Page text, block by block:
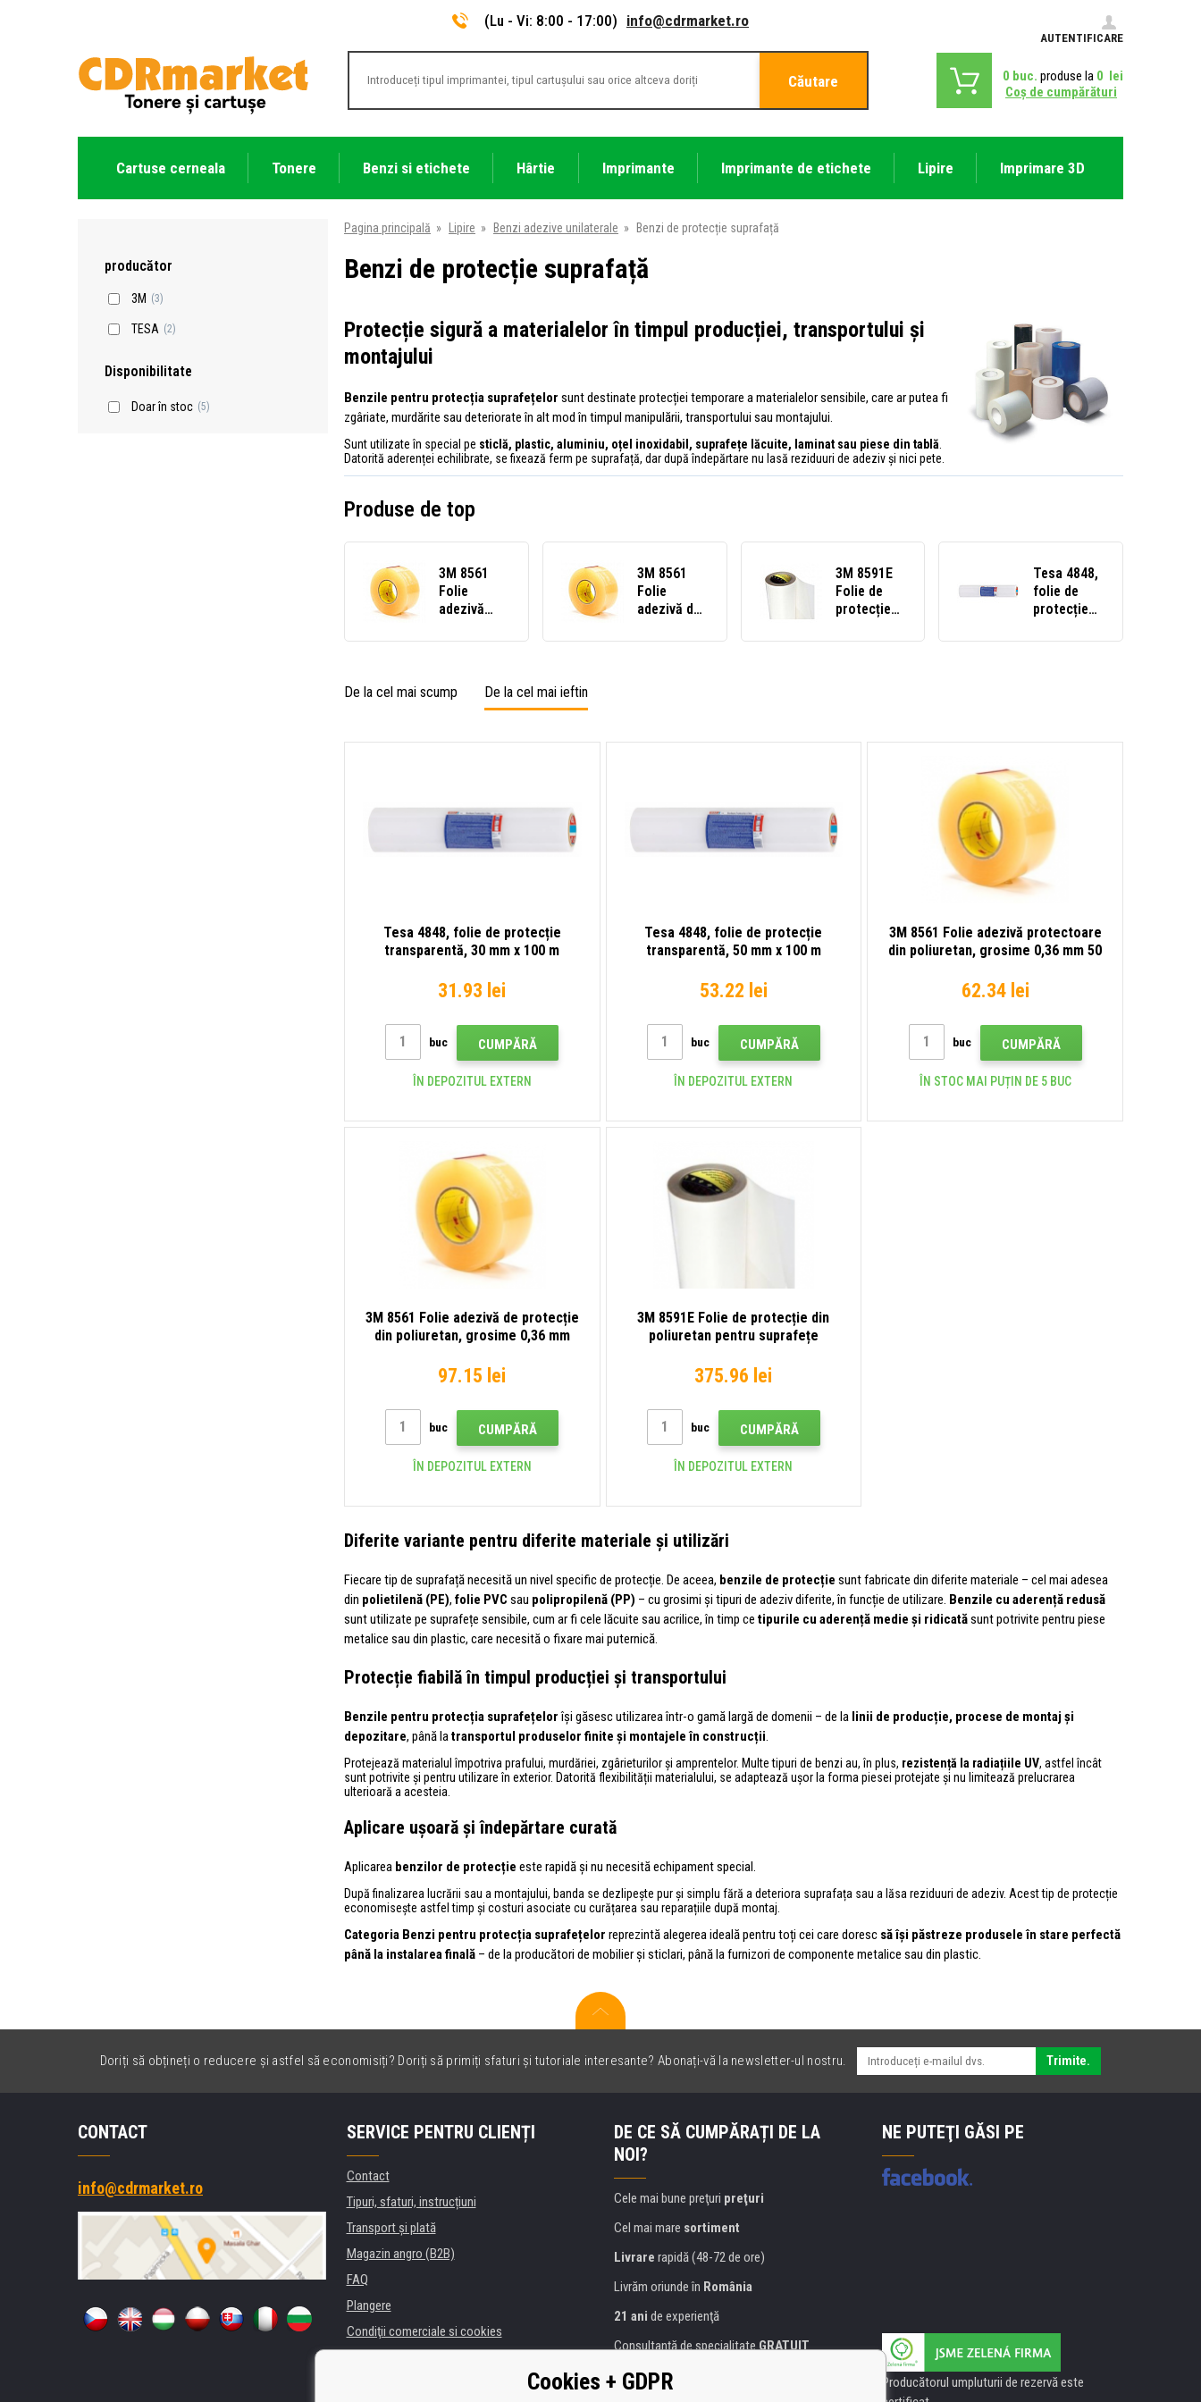
(Lu - Vi: 8:00 - 17:00) info@cdrmarket.ro
AUTENTIFICARE
Căutare 0 buc. produse la 0 lei
Coş de cumpărături
Cartuse cerneala Tonere Benzi si etichete Hârtie Imprimante Imprimante de etichete Lipire Imprimare 3D
producător
3M (3)
TESA (2)
Disponibilitate
Doar în stoc (5)
Pagina principală » Lipire » Benzi adezive unilaterale » Benzi de protecție suprafață
Benzi de protecție suprafață
Protecție sigură a materialelor în timpul producției, transportului și
montajului
Benzile pentru protecția suprafețelor sunt destinate protecției temporare a materialelor sensibile, care ar putea fi
zgâriate, murdărite sau deteriorate în alt mod în timpul manipulării, transportului sau montajului.
Sunt utilizate în special pe sticlă, plastic, aluminiu, oțel inoxidabil, suprafețe lăcuite, laminat sau piese din tablă
Datorită aderenței echilibrate, se fixează ferm pe suprafață, dar după îndepărtare nu lasă reziduuri de adeziv și nici pete.
Produse de top
3M 8561
Folie
adezivă
din
0,36 mm 50
3M 8561
Folie
adezivă de
din
3M 8591E
Folie de
protecție
poliuretan
Tesa 4848,
folie de
protecție
30 mm x
De la cel mai scump
De la cel mai ieftin
Tesa 4848, folie de protecție
transparentă, 30 mm x 100 m
31.93 lei
buc CUMPĂRĂ
ÎN DEPOZITUL EXTERN
Tesa 4848, folie de protecție
transparentă, 50 mm x 100 m
53.22 lei
buc CUMPĂRĂ
ÎN DEPOZITUL EXTERN
3M 8561 Folie adezivă protectoare
din poliuretan, grosime 0,36 mm 50
62.34 lei
buc CUMPĂRĂ
ÎN STOC MAI PUȚIN DE 5 BUC
3M 8561 Folie adezivă de protecție
din poliuretan, grosime 0,36 mm
97.15 lei
buc CUMPĂRĂ
ÎN DEPOZITUL EXTERN
3M 8591E Folie de protecție din
poliuretan pentru suprafețe
la metru
375.96 lei
buc CUMPĂRĂ
ÎN DEPOZITUL EXTERN
Diferite variante pentru diferite materiale și utilizări
Fiecare tip de suprafață necesită un nivel specific de protecție. De aceea, benzile de protecție sunt fabricate din diferite materiale – cel mai adesea
din polietilenă (PE), folie PVC sau polipropilenă (PP) – cu grosimi și tipuri de adeziv diferite, în funcție de utilizare. Benzile cu aderență redusă
sunt utilizate pe suprafețe sensibile, cum ar fi cele lăcuite sau acrilice, în timp ce tipurile cu aderență medie și ridicatăsunt potrivite pentru piese
metalice sau din plastic, care necesită o fixare mai puternică.
Protecție fiabilă în timpul producției și transportului
Benzile pentru protecția suprafețelorîși găsesc utilizarea într-o gamă largă de domenii – de la linii de producție, procese de montaj și
depozitare, până la transportul produselor finite și montajele în construcții
Protejează materialul împotriva prafului, murdăriei, zgârieturilor și amprentelor. Multe tipuri de benzi au, în plus, rezistență la radiațiile UV, astfel încât
sunt potrivite și pentru utilizare în exterior. Datorită flexibilității materialului, se adaptează ușor la forma piesei protejate și nu limitează prelucrarea
ulterioară a acesteia.
Aplicare ușoară și îndepărtare curată
Aplicarea benzilor de protecție este rapidă și nu necesită echipament special.
După finalizarea lucrării sau a montajului, banda se dezlipește pur și simplu fără a deteriora suprafața sau a lăsa reziduuri de adeziv. Acest tip de protecție
economisește astfel timp și costuri asociate cu curățarea sau reparațiile după montaj.
Categoria Benzi pentru protecția suprafețelor reprezintă alegerea ideală pentru toți cei care doresc să își păstreze produsele în stare perfectă
până la instalarea finală – de la producători de mobilier și sticlari, până la furnizori de componente metalice sau din plastic.
Doriți să obțineți o reducere și astfel să economisiți? Doriți să primiți sfaturi și tutoriale interesante? Abonați-vă la newsletter-ul nostru. Trimite.
CONTACT
info@cdrmarket.ro
SERVICE PENTRU CLIENȚI
Contact
Tipuri, sfaturi, instrucțiuni
Transport şi plată
Magazin angro (B2B)
FAQ
Plangere
Condiţii comerciale si cookies
DE CE SĂ CUMPĂRAȚI DE LA
NOI?
Cele mai bune preţuri preţuri
Cel mai mare sortiment
Livrare rapidă (48-72 de ore)
Livrăm oriunde în România
21 ani de experienţă
Consultanţă de specialitate GRATUIT
Abordarea amabilă
NE PUTEŢI GĂSI PE
Producătorul umpluturii de rezervă este
Cookies + GDPR